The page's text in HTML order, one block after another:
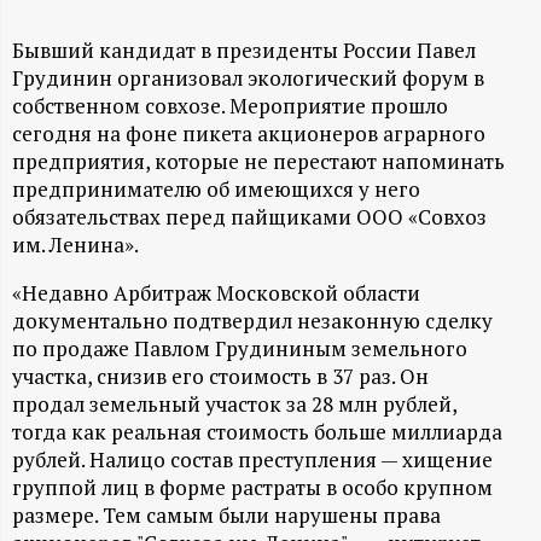
Н
-
и
н
ф
о
р
м
а
Бывший кандидат в президенты России Павел
Грудинин организовал экологический форум в
собственном совхозе. Мероприятие прошло
сегодня на фоне пикета акционеров аграрного
предприятия, которые не перестают напоминать
предпринимателю об имеющихся у него
обязательствах перед пайщиками ООО «Совхоз
им. Ленина».
«Недавно Арбитраж Московской области
документально подтвердил незаконную сделку
по продаже Павлом Грудининым земельного
участка, снизив его стоимость в 37 раз. Он
продал земельный участок за 28 млн рублей,
тогда как реальная стоимость больше миллиарда
рублей. Налицо состав преступления — хищение
группой лиц в форме растраты в особо крупном
размере. Тем самым были нарушены права